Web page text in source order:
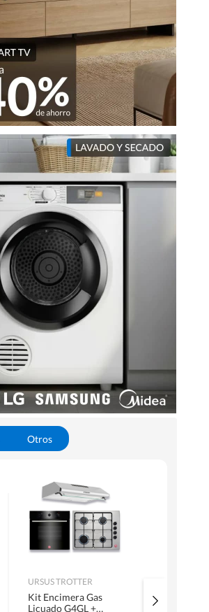
Otros
URSUS TROTTER
Kit Encimera Gas
Licuado G4GL +